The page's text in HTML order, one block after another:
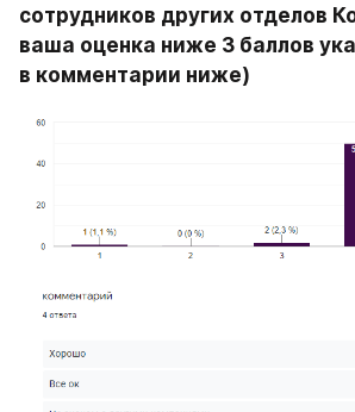
сотрудников других отделов
ваша оценка ниже 3 баллов
в комментарии ниже)